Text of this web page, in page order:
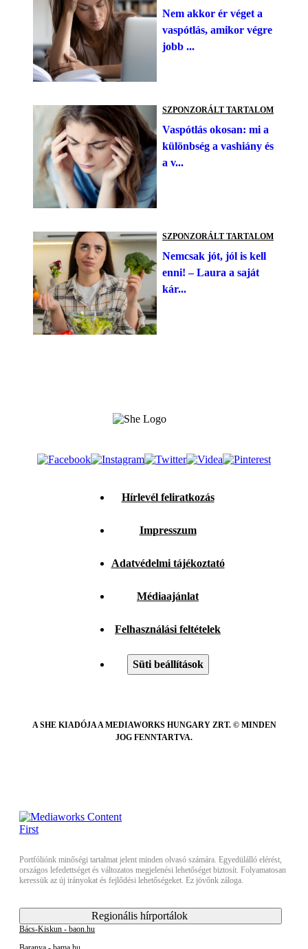
Nem akkor ér véget a
vaspótlás, amikor végre
jobb ...
SZPONZORÁLT TARTALOM
Vaspótlás okosan: mi a
különbség a vashiány és
a v...
SZPONZORÁLT TARTALOM
Nemcsak jót, jól is kell
enni! – Laura a saját
kár...
Hírlevél feliratkozás
Impresszum
Adatvédelmi tájékoztató
Médiaajánlat
Felhasználási feltételek
Süti beállítások
A SHE KIADÓJA A MEDIAWORKS HUNGARY ZRT. © MINDEN
JOG FENNTARTVA.
Portfóliónk minőségi tartalmat jelent minden olvasó számára. Egyedülálló elérést,
országos lefedettséget és változatos megjelenési lehetőséget biztosít. Folyamatosan
keressük az új irányokat és fejlődési lehetőségeket. Ez jövőnk záloga.
Regionális hírportálok
Bács-Kiskun - baon.hu